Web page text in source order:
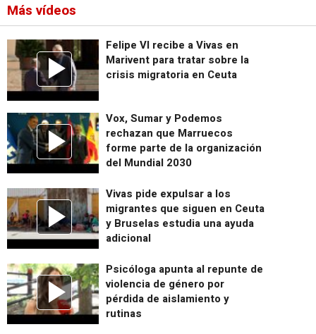
Más vídeos
Felipe VI recibe a Vivas en
Marivent para tratar sobre la
crisis migratoria en Ceuta
Vox, Sumar y Podemos
rechazan que Marruecos
forme parte de la organización
del Mundial 2030
Vivas pide expulsar a los
migrantes que siguen en Ceuta
y Bruselas estudia una ayuda
adicional
Psicóloga apunta al repunte de
violencia de género por
pérdida de aislamiento y
rutinas